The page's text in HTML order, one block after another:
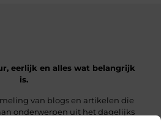
eerlijk en alles wat belangrijk
is.
van blogs en artikelen die
onderwerpen uit het dagelijks